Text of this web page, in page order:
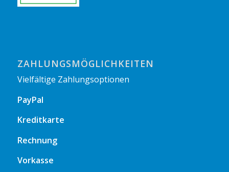
ZAHLUNGSMÖGLICHKEITEN
Vielfältige Zahlungsoptionen
PayPal
Kreditkarte
Rechnung
Vorkasse